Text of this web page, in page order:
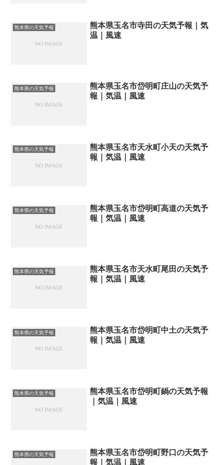
熊本県の天気予報
熊本県玉名市寺田の天気予報｜気
温｜風速
熊本県の天気予報
熊本県玉名市岱明町庄山の天気予
報｜気温｜風速
熊本県の天気予報
熊本県玉名市天水町小天の天気予
報｜気温｜風速
熊本県の天気予報
熊本県玉名市岱明町高道の天気予
報｜気温｜風速
熊本県の天気予報
熊本県玉名市天水町尾田の天気予
報｜気温｜風速
熊本県の天気予報
熊本県玉名市岱明町中土の天気予
報｜気温｜風速
熊本県の天気予報
熊本県玉名市岱明町鍋の天気予報
｜気温｜風速
熊本県の天気予報
熊本県玉名市岱明町野口の天気予
報｜気温｜風速